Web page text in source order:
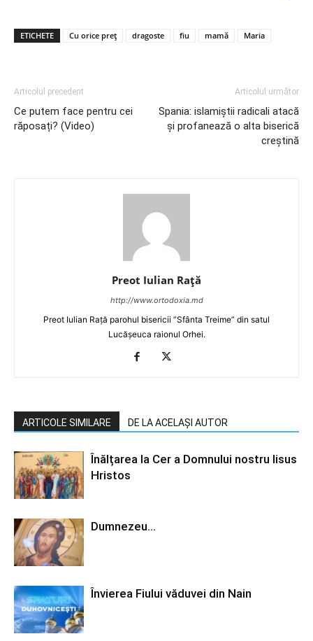
ETICHETE Cu orice preț dragoste fiu mamă Maria
Articolul precedent
Ce putem face pentru cei
răposați? (Video)
Articolul următor
Spania: islamiștii radicali atacă
și profanează o alta biserică
creștină
Preot Iulian Raţă
http://www.ortodoxia.md
Preot Iulian Rață parohul bisericii ”Sfânta Treime” din satul
Lucășeuca raionul Orhei.
ARTICOLE SIMILARE DE LA ACELAȘI AUTOR
Înălțarea la Cer a Domnului nostru Iisus
Hristos
Dumnezeu…
Învierea Fiului văduvei din Nain